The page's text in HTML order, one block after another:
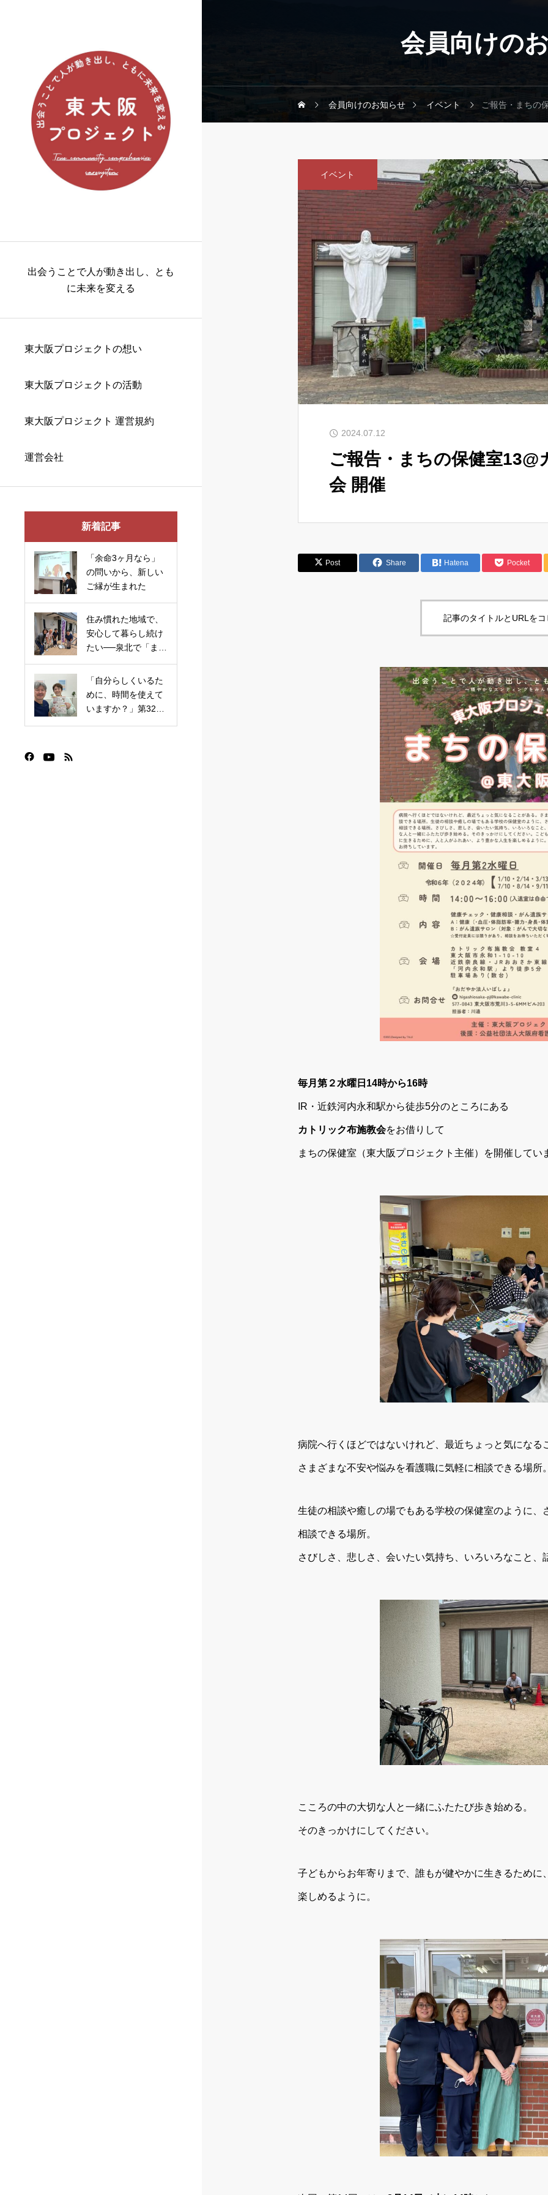
出会うことで人が動き出し、とも
に未来を変える
東大阪プロジェクトの想い
東大阪プロジェクトの活動
東大阪プロジェクト 運営規約
運営会社
新着記事
「余命3ヶ月なら」
の問いから、新しい
ご縁が生まれた
住み慣れた地域で、
安心して暮らし続け
たい──泉北で「まち
まりました
「自分らしくいるた
めに、時間を使えて
いますか？」第32回
会員向けの
会員向けのお知らせ イベント ご報告・まちの
イベント
2024.07.12
ご報告・まちの保健室13@
会 開催
Post Share Hatena Pocket
記事のタイトルとURLを
毎月第２水曜日14時から16時
IR・近鉄河内永和駅から徒歩5分のところにある
カトリック布施教会をお借りして
まちの保健室（東大阪プロジェクト主催）を開催してい
病院へ行くほどではないけれど、最近ちょっと気になる
さまざまな不安や悩みを看護職に気軽に相談できる場所
生徒の相談や癒しの場でもある学校の保健室のように
相談できる場所。
さびしさ、悲しさ、会いたい気持ち、いろいろなこと、
こころの中の大切な人と一緒にふたたび歩き始める。
そのきっかけにしてください。
子どもからお年寄りまで、誰もが健やかに生きるため
楽しめるように。